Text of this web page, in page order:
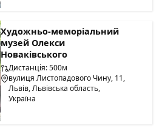
Художньо-меморіальний
музей Олекси
Новаківського
Дистанція: 500м
вулиця Листопадового Чину, 11,
Львів, Львівська область,
Україна